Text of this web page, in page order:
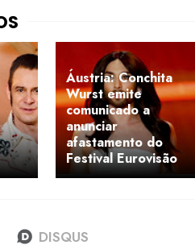
Áustria: Conchita
Wurst emite
comunicado a
anunciar
afastamento do
Festival Eurovisão